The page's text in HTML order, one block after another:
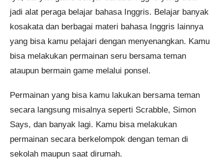
jadi alat peraga belajar bahasa Inggris. Belajar banyak
kosakata dan berbagai materi bahasa Inggris lainnya
yang bisa kamu pelajari dengan menyenangkan. Kamu
bisa melakukan permainan seru bersama teman
ataupun bermain game melalui ponsel.
Permainan yang bisa kamu lakukan bersama teman
secara langsung misalnya seperti Scrabble, Simon
Says, dan banyak lagi. Kamu bisa melakukan
permainan secara berkelompok dengan teman di
sekolah maupun saat dirumah.